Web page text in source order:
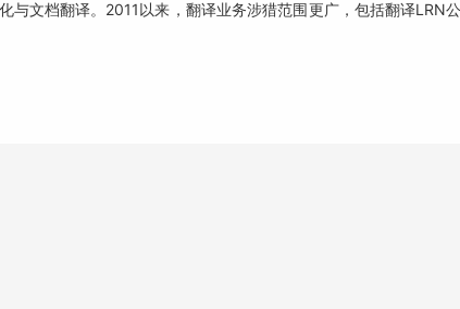
与文档翻译。2011以来，翻译业务涉猎范围更广，包括翻译LRN